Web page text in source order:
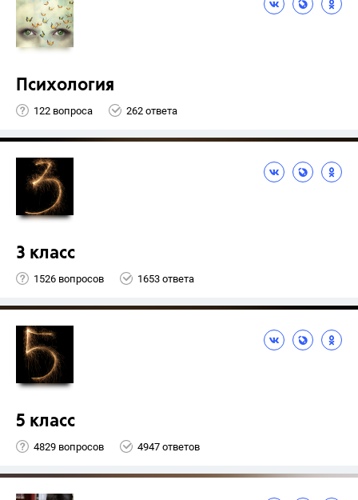
Психология
122 вопроса 262 ответа
3 класс
1526 вопросов 1653 ответа
5 класс
4829 вопросов 4947 ответов